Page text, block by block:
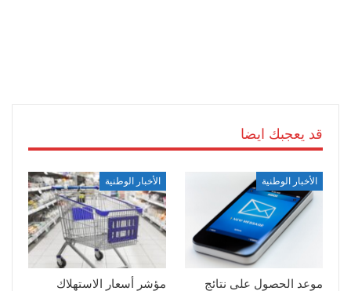
قد يعجبك ايضا
الأخبار الوطنية
موعد الحصول على نتائج
الأخبار الوطنية
مؤشر أسعار الاستهلاك